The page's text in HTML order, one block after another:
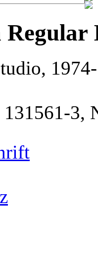
Regular
3,